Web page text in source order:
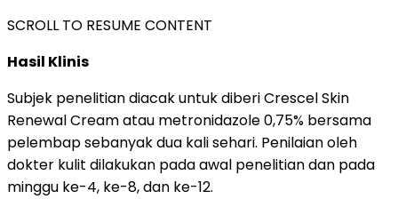
SCROLL TO RESUME CONTENT
Hasil Klinis
Subjek penelitian diacak untuk diberi Crescel Skin
Renewal Cream atau metronidazole 0,75% bersama
pelembap sebanyak dua kali sehari. Penilaian oleh
dokter kulit dilakukan pada awal penelitian dan pada
minggu ke-4, ke-8, dan ke-12.